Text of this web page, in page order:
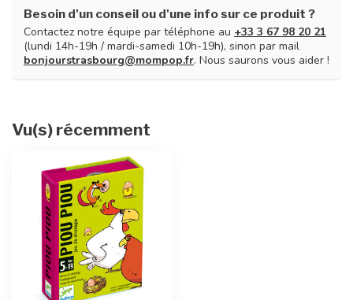
Besoin d'un conseil ou d'une info sur ce produit ?
Contactez notre équipe par téléphone au +33 3 67 98 20 21
(lundi 14h-19h / mardi-samedi 10h-19h), sinon par mail
bonjourstrasbourg@mompop.fr. Nous saurons vous aider !
Vu(s) récemment